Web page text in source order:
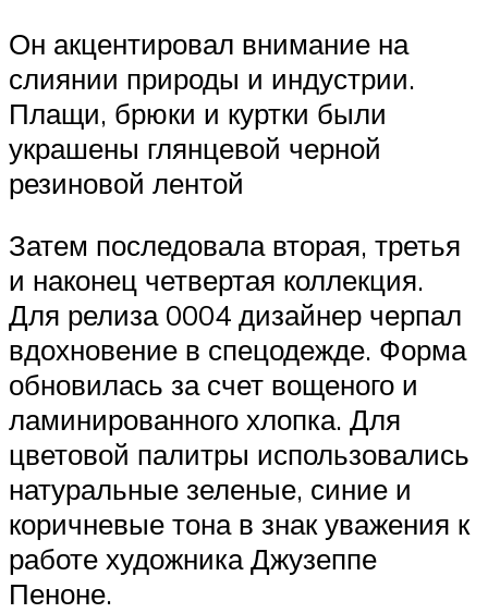
Он акцентировал внимание на
слиянии природы и индустрии.
Плащи, брюки и куртки были
украшены глянцевой черной
резиновой лентой
Затем последовала вторая, третья
и наконец четвертая коллекция.
Для релиза 0004 дизайнер черпал
вдохновение в спецодежде. Форма
обновилась за счет вощеного и
ламинированного хлопка. Для
цветовой палитры использовались
натуральные зеленые, синие и
коричневые тона в знак уважения к
работе художника Джузеппе
Пеноне.